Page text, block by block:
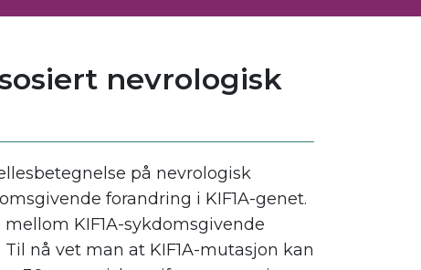
nevrologisk
på nevrologisk
forandring i KIF1A-genet.
KIF1A-sykdomsgivende
nå vet man at KIF1A-mutasjon kan